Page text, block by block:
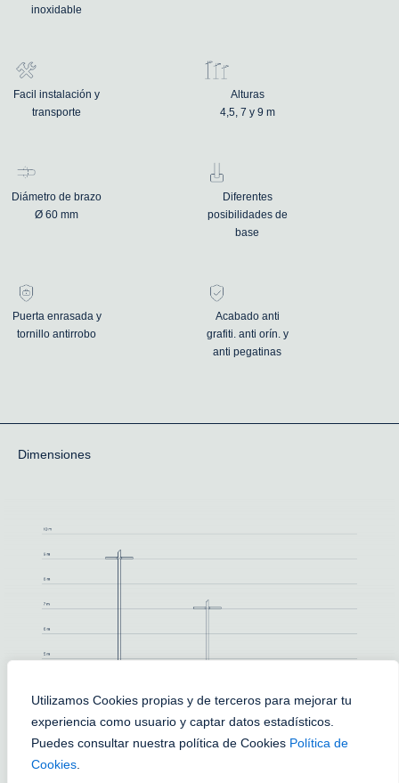
Utilizamos Cookies propias y de terceros para mejorar tu
experiencia como usuario y captar datos estadísticos.
Puedes consultar nuestra política de Cookies Política de
Cookies
inoxidable
Facil instalación y
transporte
Alturas
4,5, 7 y 9 m
Diámetro de brazo
Ø 60 mm
Diferentes
posibilidades de
base
Puerta enrasada y
tornillo antirrobo
Acabado anti
grafiti. anti orín. y
anti pegatinas
Dimensiones